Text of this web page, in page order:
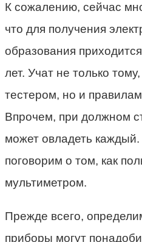
К сожалению, сейчас
что для получения
образования
лет. Учат не только
тестером, но и
Впрочем, при должном
может овладеть
поговорим о том, как
мультиметром.
Прежде всего,
приборы могут